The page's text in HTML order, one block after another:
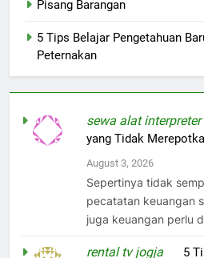
Pisang Barangan
5 Tips Belajar Pengetahuan
Peternakan
sewa alat interpreter
yang Tidak
August 3, 2026
Sepertinya tidak
pecatatan keuangan
juga keuangan perlu
rental tv jogja
5